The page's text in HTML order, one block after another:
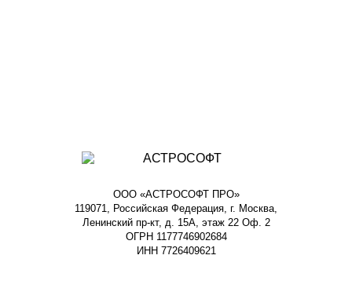
ООО «АСТРОСОФТ ПРО»
119071, Российская Федерация, г. Москва,
Ленинский пр-кт, д. 15А, этаж 22 Оф. 2
ОГРН 1177746902684
ИНН 7726409621